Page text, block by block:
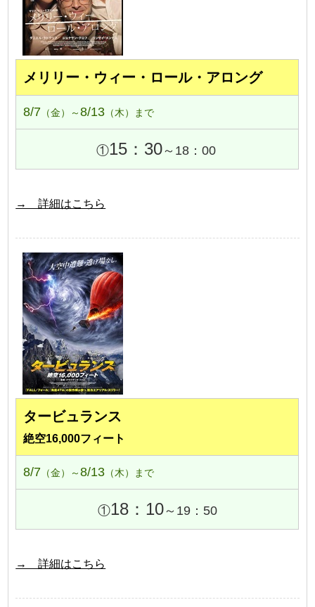
メリリー・ウィー・ロール・アロング
8/7 （金）～8/13 （木）まで
①15：30～18：00
→ 詳細はこちら
タービュランス
絶空16,000フィート
8/7 （金）～8/13 （木）まで
①18：10～19：50
→ 詳細はこちら